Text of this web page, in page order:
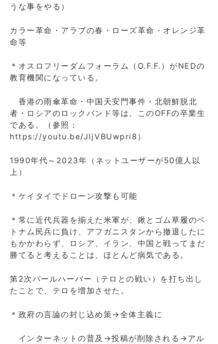
うな事をやる）
カラー革命・アラブの春・ローズ革命・オレンジ革
命等
＊オスロフリーダムフォーラム（O.F.F.）がNEDの
教育機関になっている。
香港の雨傘革命・中国天安門事件・北朝鮮脱北
者・ロシアのロックバンド等は、このOFFの卒業生
である。（参照：
https://youtu.be/JIjVBUwpri8）
1990年代～2023年（ネットユーザーが50億人以
上）
＊ケイタイでドローン攻撃も可能
＊常に近代兵器を揃えた米軍が、鍬とゴム草履のベ
トナム民兵に負け、アフガニスタンから撤退したに
もかかわらず、ロシア、イラン、中国と戦ってまだ
勝てると考えることは、ほとんど病気である。
第2次パールハーバー（テロとの戦い）を打ち出し
たことで、テロを増加させた。
＊政府の言論の封じ込め策→全体主義に
インターネットの普及→投稿が削除される→アル